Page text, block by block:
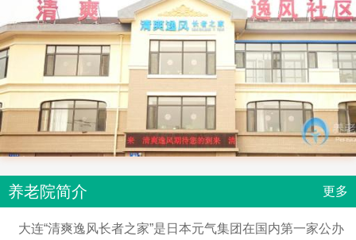
养老院简介 更多
大连“清爽逸风长者之家”是日本元气集团在国内第一家公办